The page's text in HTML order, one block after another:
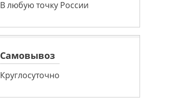
В любую точку России
Самовывоз
Круглосуточно